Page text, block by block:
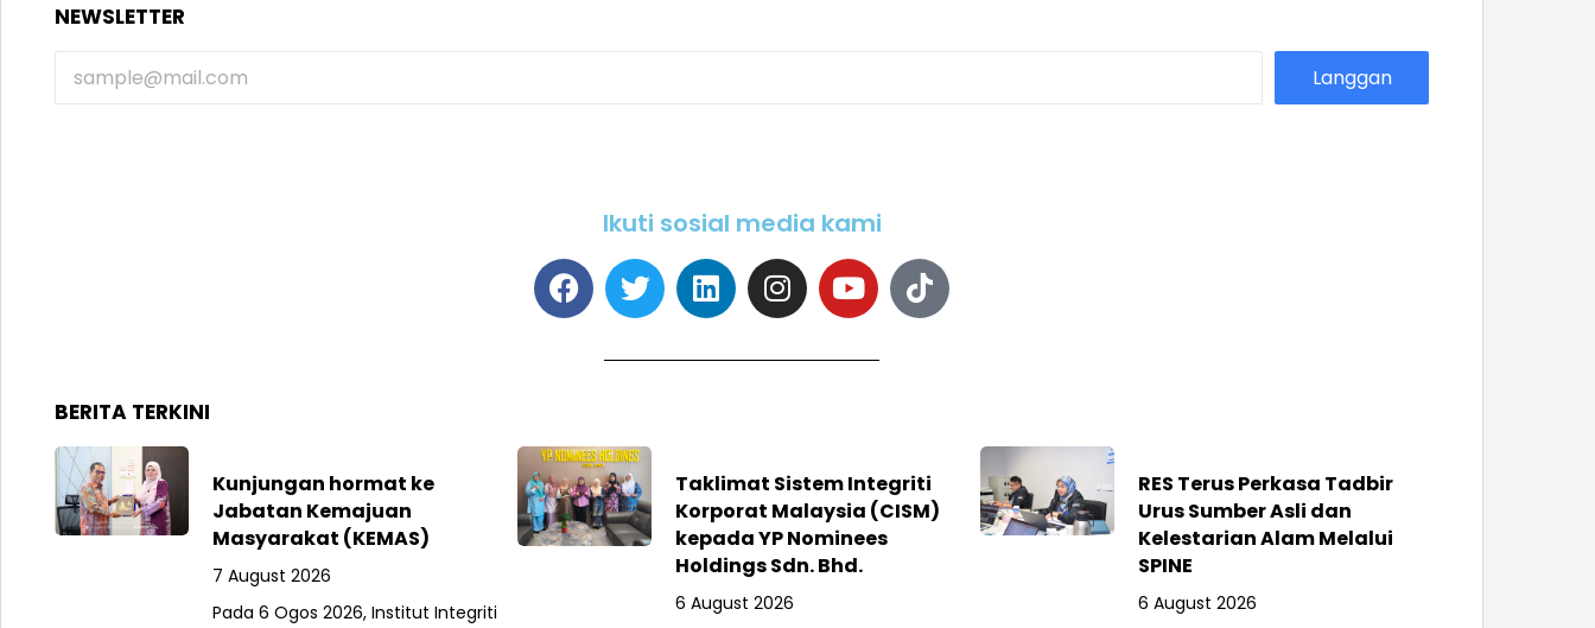
NEWSLETTER
Langgan
Ikuti sosial media kami
BERITA TERKINI
Kunjungan hormat ke
Jabatan Kemajuan
Masyarakat (KEMAS)
7 August 2026
Pada 6 Ogos 2026, Institut Integriti
Taklimat Sistem Integriti
Korporat Malaysia (CISM)
kepada YP Nominees
Holdings Sdn. Bhd.
6 August 2026
RES Terus Perkasa Tadbir
Urus Sumber Asli dan
Kelestarian Alam Melalui
SPINE
6 August 2026